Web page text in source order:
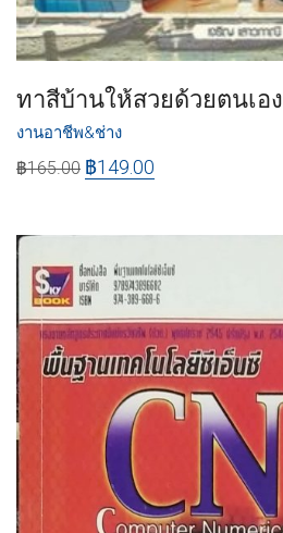
ทาสีบ้านให้สวยด้วยตนเอง
งานอาชีพ&ช่าง
฿165.00 ฿149.00